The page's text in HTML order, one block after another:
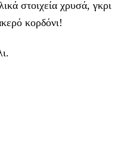
στοιχεία χρυσά, γκρι
κορδόνι!